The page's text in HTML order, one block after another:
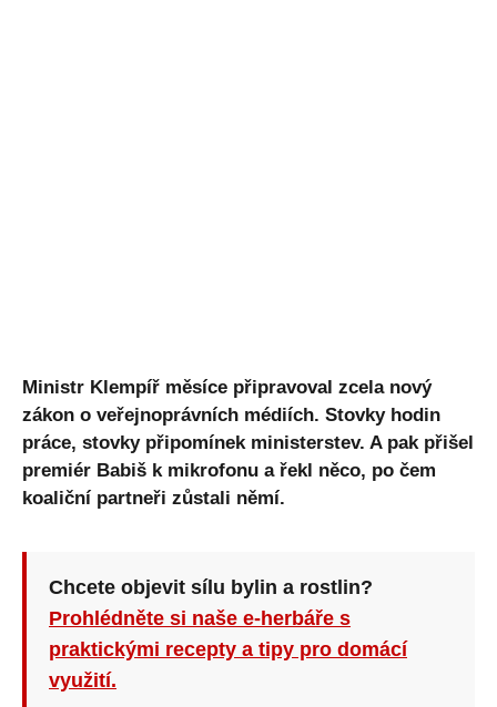
Ministr Klempíř měsíce připravoval zcela nový
zákon o veřejnoprávních médiích. Stovky hodin
práce, stovky připomínek ministerstev. A pak přišel
premiér Babiš k mikrofonu a řekl něco, po čem
koaliční partneři zůstali němí.
Chcete objevit sílu bylin a rostlin?
Prohlédněte si naše e-herbáře s
praktickými recepty a tipy pro domácí
využití.